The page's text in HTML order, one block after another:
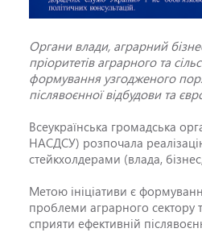
Органи влади, аграрний
пріоритетів аграрного та
формування узгодженого
післявоєнної відбудови та
Всеукраїнська громадська
НАСДСУ) розпочала
стейкхолдерами (влада,
Метою ініціативи є
проблеми аграрного сектору
сприяти ефективній